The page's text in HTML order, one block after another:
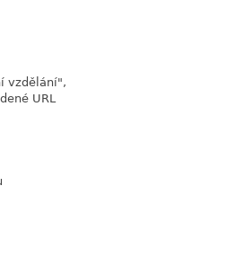
vzdělání",
URL